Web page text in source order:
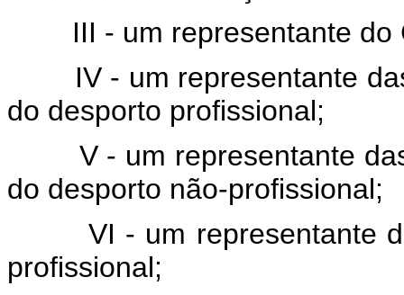
III - um representante do
IV - um representante das
do desporto profissional;
V - um representante das
do desporto não-profissional;
VI - um representante
profissional;